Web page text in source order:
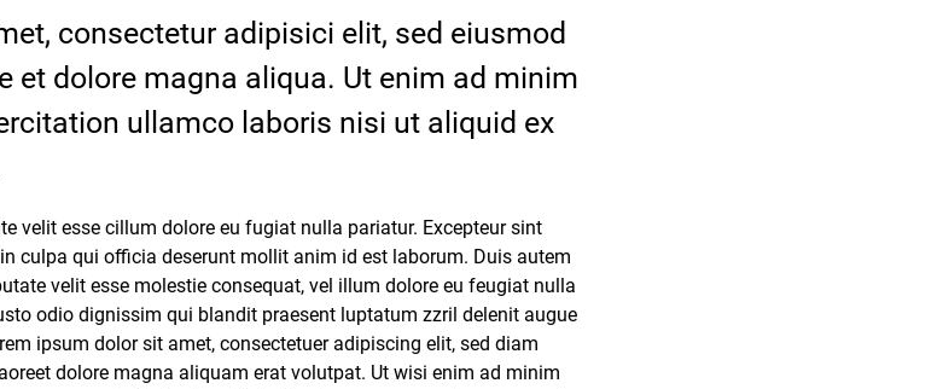
consectetur adipisici elit, sed eiusmod
et dolore magna aliqua. Ut enim ad minim
ullamco laboris nisi ut aliquid ex
velit esse cillum dolore eu fugiat nulla pariatur. Excepteur sint
culpa qui officia deserunt mollit anim id est laborum. Duis autem
velit esse molestie consequat, vel illum dolore eu feugiat nulla
odio dignissim qui blandit praesent luptatum zzril delenit augue
ipsum dolor sit amet, consectetuer adipiscing elit, sed diam
dolore magna aliquam erat volutpat. Ut wisi enim ad minim